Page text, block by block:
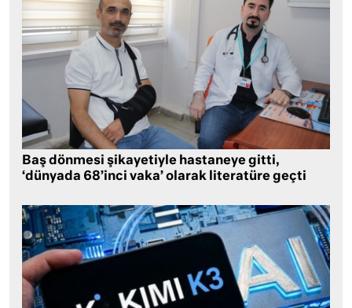
Baş dönmesi şikayetiyle hastaneye gitti,
‘dünyada 68’inci vaka’ olarak literatüre geçti